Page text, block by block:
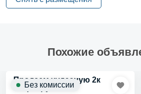
Похожие
Продаем чудесную 2к
квартиру
Без комиссии